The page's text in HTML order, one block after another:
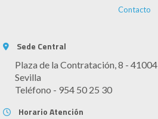
Contacto
Sede Central
Plaza de la Contratación, 8 - 41004
Sevilla
Teléfono - 954 50 25 30
Horario Atención